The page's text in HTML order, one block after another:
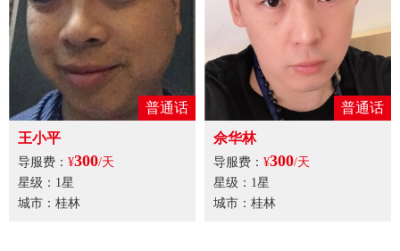
普通话
王小平
导服费： ¥300/天
星级：1星
城市：桂林
普通话
佘华林
导服费： ¥300/天
星级：1星
城市：桂林